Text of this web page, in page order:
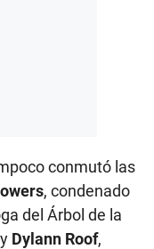
conmutó las
, condenado
del Árbol de la
Dylann Roof,